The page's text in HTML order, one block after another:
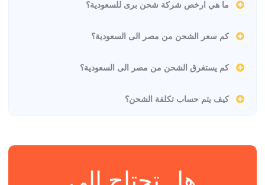
ما هي ارخص شركة شحن برى للسعودية؟
كم سعر الشحن من مصر الى السعودية؟
كم يستغرق الشحن من مصر الى السعودية؟
كيف يتم حساب تكلفة الشحن؟